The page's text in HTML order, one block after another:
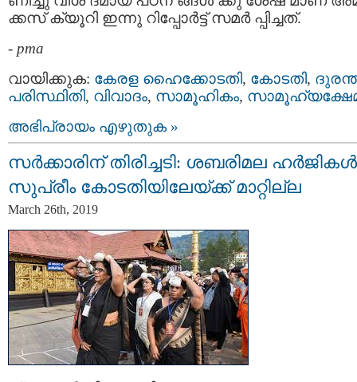
ക്കസ് ക്യൂറി ഇന്നു റിപ്പോർട്ട് സമർ പ്പിച്ചത്.
- pma
വായിക്കുക: കേരള ഹൈക്കോടതി, കോടതി,
പരിസ്ഥിതി, വിവാദം, സാമൂഹികം,
അഭിപ്രായം എഴുതുക »
സർക്കാരിന് തിരിച്ചടി: ശബരിമല ഹർജികൾ
സുപ്രീം കോടതിയിലേയ്ക്ക് മാറ്റില്ല
March 26th, 2019